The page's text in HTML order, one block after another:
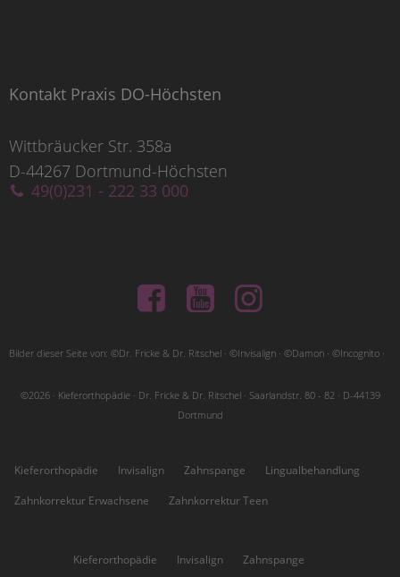
Kontakt Praxis DO-Höchsten
Wittbräucker Str. 358a
D-44267 Dortmund-Höchsten
49(0)231 - 222 33 000
Bilder dieser Seite von: ©Dr. Fricke & Dr. Ritschel · ©Invisalign · ©Damon · ©Incognito ·
©2026 · Kieferorthopädie · Dr. Fricke & Dr. Ritschel · Saarlandstr. 80 - 82 · D-44139
Dortmund
Kieferorthopädie Invisalign Zahnspange
Lingualbehandlung
Zahnkorrektur Erwachsene
Zahnkorrektur Teen
Kieferorthopädie Invisalign Zahnspange